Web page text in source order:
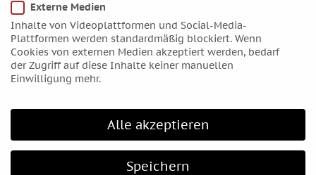
Februar 2019
Januar 2019
Dezember 2018
November 2018
Juli 2018
Externe Medien
Inhalte von Videoplattformen und Social-Media-
Plattformen werden standardmäßig blockiert. Wenn
Cookies von externen Medien akzeptiert werden, bedarf
der Zugriff auf diese Inhalte keiner manuellen
Einwilligung mehr.
Alle akzeptieren
Speichern